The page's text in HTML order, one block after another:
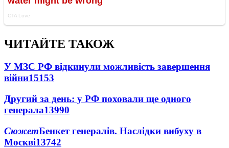
ЧИТАЙТЕ ТАКОЖ
У МЗС РФ відкинули можливість завершення
війни15153
Другий за день: у РФ поховали ще одного
генерала13990
СюжетБенкет генералів. Наслідки вибуху в
Москві13742